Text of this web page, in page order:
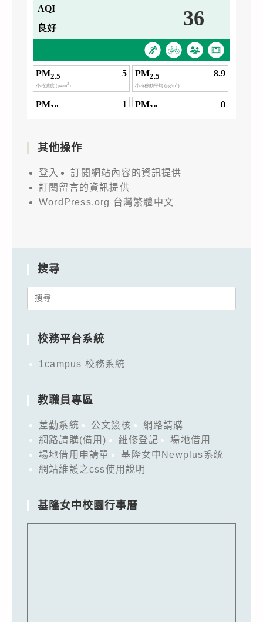
其他操作
登入
訂閱網站內容的資訊提供
訂閱留言的資訊提供
WordPress.org 台灣繁體中文
搜尋
Search
校務平台系統
1campus 校務系統
教職員專區
差勤系統 公文簽核
網路請購
網路請購(備用)
維修登記
場地借用
場地借用申請單
基隆女中Newplus系統
網站維護之css使用說明
基隆女中校園行事曆